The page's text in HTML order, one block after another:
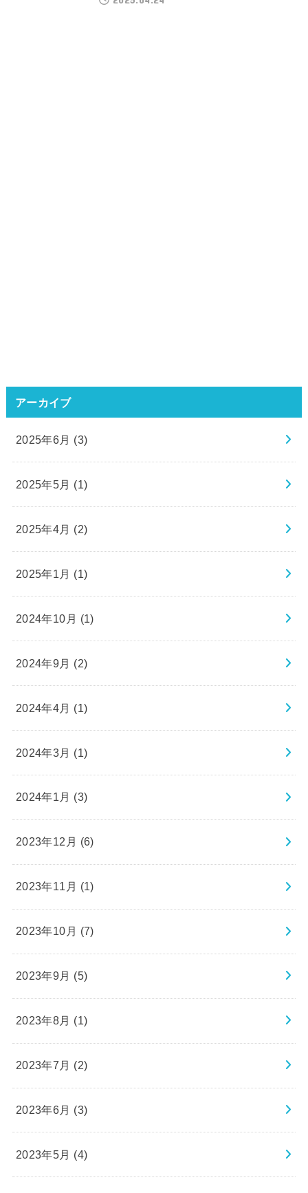
アーカイブ
2025年6月 (3)
2025年5月 (1)
2025年4月 (2)
2025年1月 (1)
2024年10月 (1)
2024年9月 (2)
2024年4月 (1)
2024年3月 (1)
2024年1月 (3)
2023年12月 (6)
2023年11月 (1)
2023年10月 (7)
2023年9月 (5)
2023年8月 (1)
2023年7月 (2)
2023年6月 (3)
2023年5月 (4)